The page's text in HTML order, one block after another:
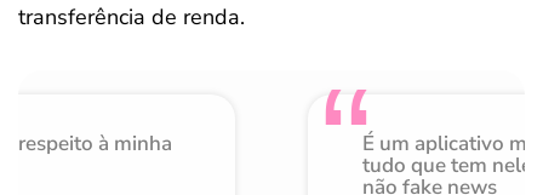
transferência de renda.
respeito à minha É um aplicativo
tudo que tem nele
não fake news